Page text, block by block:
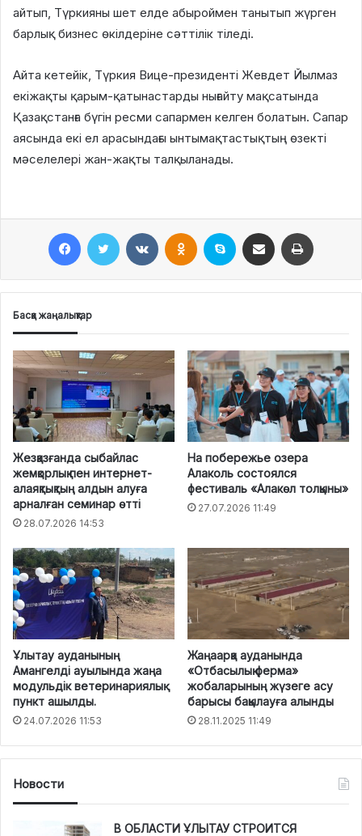
айтып, Түркияны шет елде абыроймен танытып жүрген
барлық бизнес өкілдеріне сәттілік тіледі.
Айта кетейік, Түркия Вице-президенті Жевдет Йылмаз
екіжақты қарым-қатынастарды нығайту мақсатында
Қазақстанға бүгін ресми сапармен келген болатын. Сапар
аясында екі ел арасындағы ынтымақтастықтың өзекті
мәселелері жан-жақты талқыланады.
Басқа жаңалықтар
Жезқазғанда сыбайлас
жемқорлық пен интернет-
алаяқтықтың алдын алуға
арналған семинар өтті
28.07.2026 14:53
На побережье озера
Алаколь состоялся
фестиваль «Алакөл толқыны»
27.07.2026 11:49
Ұлытау ауданының
Амангелді ауылында жаңа
модульдік ветеринариялық
пункт ашылды.
24.07.2026 11:53
Жаңаарқа ауданында
«Отбасылық ферма»
жобаларының жүзеге асу
барысы бақылауға алынды
28.11.2025 11:49
Новости
В ОБЛАСТИ ҰЛЫТАУ СТРОИТСЯ